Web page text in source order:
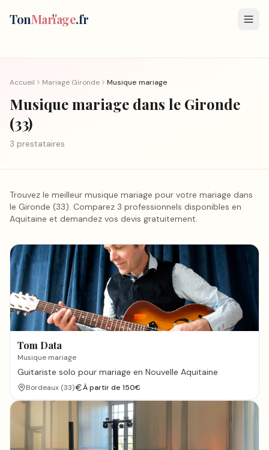
TonMariage.fr
Accueil Mariage Gironde Musique mariage
Musique mariage dans le Gironde
(33)
3 prestataires
Trouvez le meilleur musique mariage pour votre mariage dans
le Gironde (33). Comparez 3 professionnels disponibles en
Aquitaine et demandez vos devis gratuitement.
Tom Data
Musique mariage
Guitariste solo pour mariage en Nouvelle Aquitaine
Bordeaux (33) À partir de 150€